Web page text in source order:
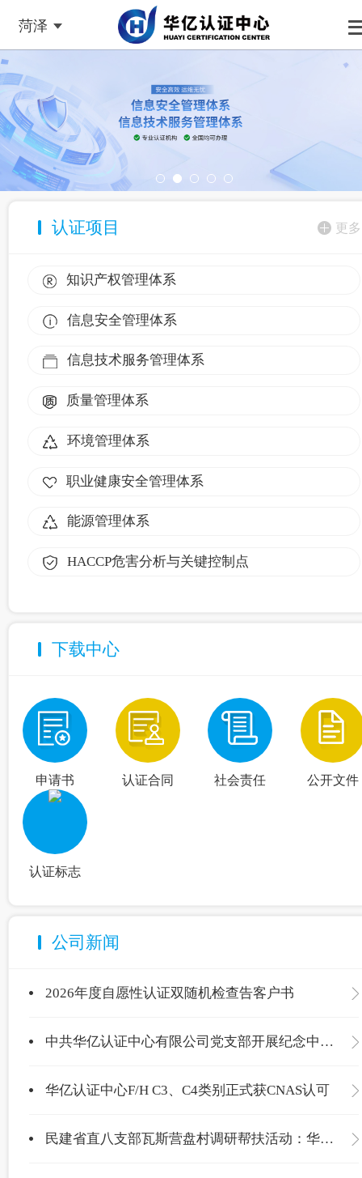
菏泽
认证项目 更多
知识产权管理体系
信息安全管理体系
信息技术服务管理体系
质量管理体系
环境管理体系
职业健康安全管理体系
能源管理体系
HACCP危害分析与关键控制点
下载中心
申请书 认证合同 社会责任 公开文件
认证标志
公司新闻
2026年度自愿性认证双随机检查告客户书
中共华亿认证中心有限公司党支部开展纪念中国共产党成立105周年主题党日活动
华亿认证中心F/H C3、C4类别正式获CNAS认可
民建省直八支部瓦斯营盘村调研帮扶活动：华亿认证中心爱心捐赠温暖校园